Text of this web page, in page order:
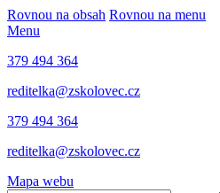
Rovnou na obsah Rovnou na menu
Menu
379 494 364
reditelka@zskolovec.cz
379 494 364
reditelka@zskolovec.cz
Mapa webu